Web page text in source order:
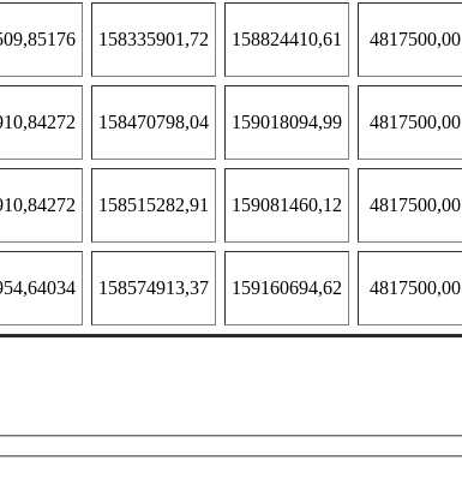
158335901,72 158824410,61 4817500,00
158470798,04 159018094,99 4817500,00
158515282,91 159081460,12 4817500,00
158574913,37 159160694,62 4817500,00